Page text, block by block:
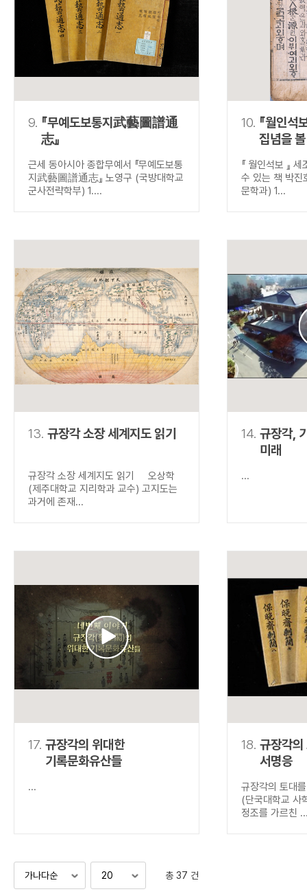
9. 『무예도보통지武藝圖譜通
志』
근세 동아시아 종합무예서 『무예도보통
지武藝圖譜通志』 노영구 (국방대학교
군사전략학부) 1....
10. 『월인석
집념을
『 월인석보 』
수 있는 책 박진
문학과) 1...
13. 규장각 소장 세계지도 읽기
규장각 소장 세계지도 읽기 오상학
(제주대학교 지리학과 교수) 고지도는
과거에 존재...
14. 규장각,
미래
...
17. 규장각의 위대한
기록문화유산들
...
18. 규장각
서명응
규장각의 토대
(단국대학교 사
정조를 가르친
총 37 건